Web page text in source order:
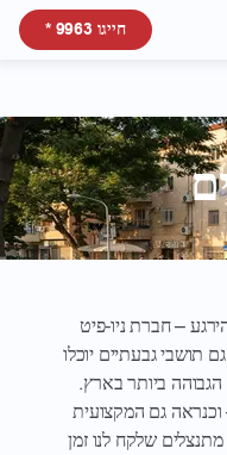
חייגו 9963 *
– חברת ניו-פיט
תושבי גבעתיים יוכלו
ביותר בארץ.
וכנראה גם המקצועית
שלקח לנו זמן